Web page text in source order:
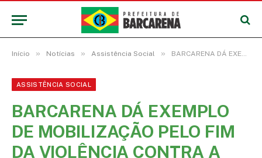
Início » Notícias » Assistência Social » BARCARENA DÁ EXEMPLO DE MOBILIZAÇÃO PELO FIM DA VIOLÊNCIA CONTRA A MULHER
ASSISTÊNCIA SOCIAL
BARCARENA DÁ EXEMPLO
DE MOBILIZAÇÃO PELO FIM
DA VIOLÊNCIA CONTRA A